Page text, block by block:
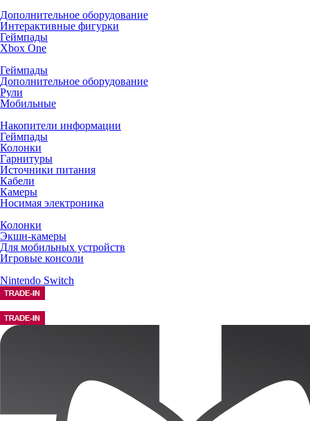
Дополнительное оборудование
Интерактивные фигурки
Геймпады
Xbox One
Геймпады
Дополнительное оборудование
Рули
Мобильные
Накопители информации
Геймпады
Колонки
Гарнитуры
Источники питания
Кабели
Камеры
Носимая электроника
Колонки
Экшн-камеры
Для мобильных устройств
Игровые консоли
Nintendo Switch